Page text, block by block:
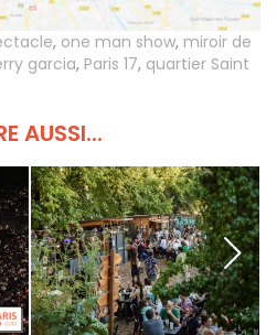
, one man show, miroir de
garcia, Paris 17, quartier Saint
AUSSI...